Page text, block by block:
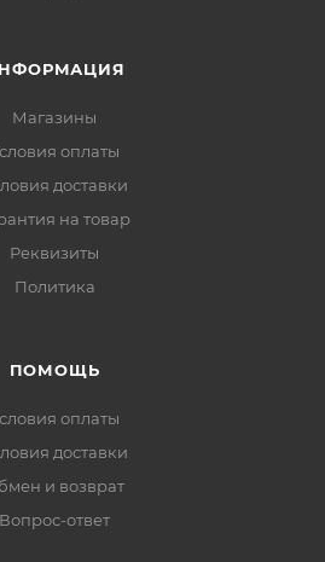
Магазины
оплаты
доставки
на товар
Реквизиты
Политика
ПОМОЩЬ
оплаты
доставки
и возврат
Вопрос-ответ